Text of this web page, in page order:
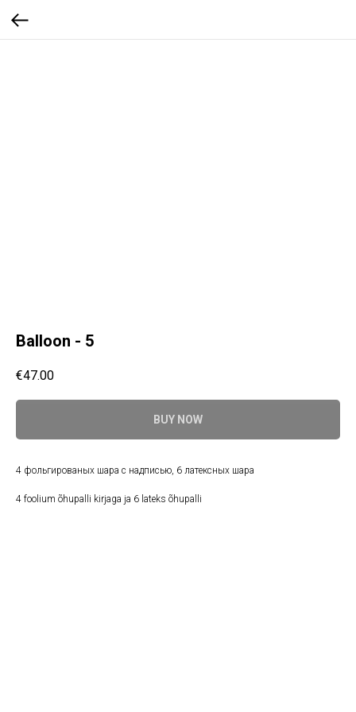
Balloon - 5
€47.00
BUY NOW
4 фольгированых шара с надписью, 6 латексных шара
4 foolium õhupalli kirjaga ja 6 lateks õhupalli